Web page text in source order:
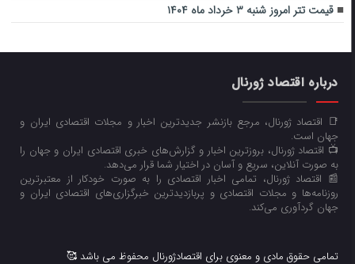
قیمت تتر امروز شنبه ۳ خرداد ماه ۱۴۰۴
درباره اقتصاد ژورنال
📑 اقتصاد ژورنال، مرجع بازنشر جدیدترین اخبار و مجلات اقتصادی ایران و
جهان است.
📺 اقتصاد ژورنال، بروزترین اخبار و گزارش‌های خبری اقتصادی ایران و جهان را
به صورت آنلاین، سریع و آسان در اختیار شما قرار می‌‌دهد.
📰 اقتصاد ژورنال، تمامی اخبار اقتصادی را به صورت خودکار از معتبرترین
روزنامه‌ها و مجلات اقتصادی و پربازدیدترین خبرگزاری‌های اقتصادی ایران و
جهان گردآوری می‌کند.
تمامی حقوق مادی و معنوی برای اقتصادژورنال محفوظ می باشد 🥰